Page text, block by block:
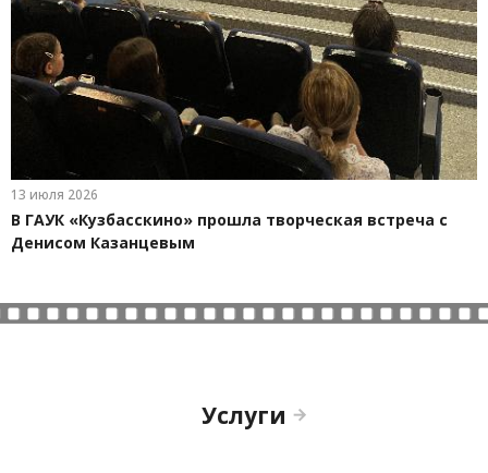
13 июля 2026
В ГАУК «Кузбасскино» прошла творческая встреча с
Денисом Казанцевым
Услуги